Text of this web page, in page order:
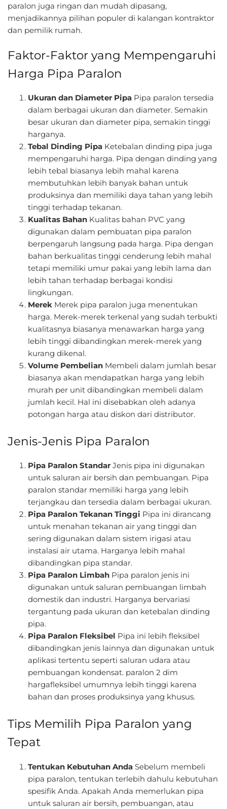
paralon juga ringan dan mudah dipasang,
menjadikannya pilihan populer di kalangan kontraktor
dan pemilik rumah.
Faktor-Faktor yang Mempengaruhi
Harga Pipa Paralon
Ukuran dan Diameter Pipa Pipa paralon tersedia
dalam berbagai ukuran dan diameter. Semakin
besar ukuran dan diameter pipa, semakin tinggi
harganya.
Tebal Dinding Pipa Ketebalan dinding pipa juga
mempengaruhi harga. Pipa dengan dinding yang
lebih tebal biasanya lebih mahal karena
membutuhkan lebih banyak bahan untuk
produksinya dan memiliki daya tahan yang lebih
tinggi terhadap tekanan.
Kualitas Bahan Kualitas bahan PVC yang
digunakan dalam pembuatan pipa paralon
berpengaruh langsung pada harga. Pipa dengan
bahan berkualitas tinggi cenderung lebih mahal
tetapi memiliki umur pakai yang lebih lama dan
lebih tahan terhadap berbagai kondisi
lingkungan.
Merek Merek pipa paralon juga menentukan
harga. Merek-merek terkenal yang sudah terbukti
kualitasnya biasanya menawarkan harga yang
lebih tinggi dibandingkan merek-merek yang
kurang dikenal.
Volume Pembelian Membeli dalam jumlah besar
biasanya akan mendapatkan harga yang lebih
murah per unit dibandingkan membeli dalam
jumlah kecil. Hal ini disebabkan oleh adanya
potongan harga atau diskon dari distributor.
Jenis-Jenis Pipa Paralon
Pipa Paralon Standar Jenis pipa ini digunakan
untuk saluran air bersih dan pembuangan. Pipa
paralon standar memiliki harga yang lebih
terjangkau dan tersedia dalam berbagai ukuran.
Pipa Paralon Tekanan Tinggi Pipa ini dirancang
untuk menahan tekanan air yang tinggi dan
sering digunakan dalam sistem irigasi atau
instalasi air utama. Harganya lebih mahal
dibandingkan pipa standar.
Pipa Paralon Limbah Pipa paralon jenis ini
digunakan untuk saluran pembuangan limbah
domestik dan industri. Harganya bervariasi
tergantung pada ukuran dan ketebalan dinding
pipa.
Pipa Paralon Fleksibel Pipa ini lebih fleksibel
dibandingkan jenis lainnya dan digunakan untuk
aplikasi tertentu seperti saluran udara atau
pembuangan kondensat. paralon 2 dim
hargafleksibel umumnya lebih tinggi karena
bahan dan proses produksinya yang khusus.
Tips Memilih Pipa Paralon yang
Tepat
Tentukan Kebutuhan Anda Sebelum membeli
pipa paralon, tentukan terlebih dahulu kebutuhan
spesifik Anda. Apakah Anda memerlukan pipa
untuk saluran air bersih, pembuangan, atau